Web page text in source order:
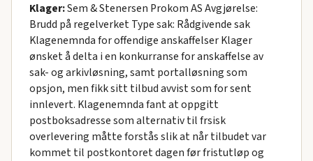
Klager:Sem & Stenersen Prokom AS Avgjørelse:
Brudd på regelverket Type sak: Rådgivende sak
Klagenemnda for offendige anskaffelser Klager
ønsket å delta i en konkurranse for anskaffelse av
sak- og arkivløsning, samt portalløsning som
opsjon, men fikk sitt tilbud avvist som for sent
innlevert. Klagenemnda fant at oppgitt
postboksadresse som alternativ til frsisk
overlevering måtte forstås slik at når tilbudet var
kommet til postkontoret dagen før fristutløp og